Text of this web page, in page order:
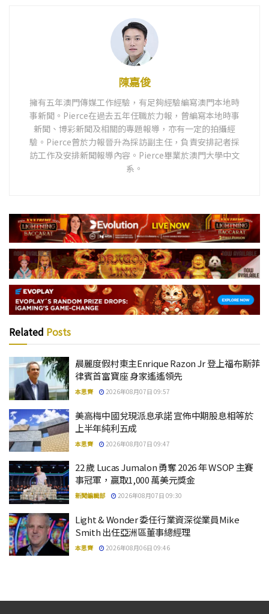
陳嘉俊
擁有五年澳門傳媒工作經驗，有足夠經驗編寫澳門本地時
事新聞。Pierce在過去五年任職於力報，曾編寫本地時事
新聞、博彩新聞及相關的專題報導，亦有一定的拍攝經
驗。Pierce曾於力報晉升為採訪副主任，負責安排記者採
訪工作及安排新聞報導內容。Pierce畢業於澳門大學中文
系。
Related Posts
晨麗度假村東主Enrique Razon Jr 登上福布斯菲
律賓首富寶座 身家遙遙領先
本思齊 2026年08月07日 09:57
美高梅中國兌現派息承諾 宣佈中期股息相等於
上半年純利五成
本思齊 2026年08月07日 09:47
22 歲 Lucas Jumalon 勇奪 2026 年 WSOP 主賽
事冠軍，贏取1,000 萬美元獎金
新聞編輯部 2026年08月07日 09:30
Light & Wonder 委任行業資深從業員Mike
Smith 出任亞洲區董事總經理
本思齊 2026年08月06日 09:46